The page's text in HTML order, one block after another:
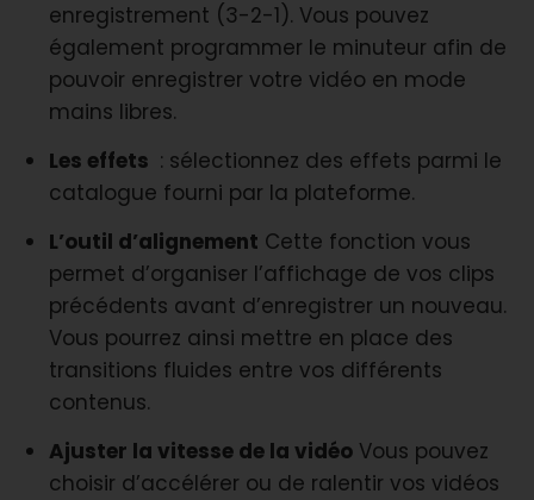
enregistrement (3-2-1). Vous pouvez
également programmer le minuteur afin de
pouvoir enregistrer votre vidéo en mode
mains libres.
Les effets : sélectionnez des effets parmi le
catalogue fourni par la plateforme.
L’outil d’alignement Cette fonction vous
permet d’organiser l’affichage de vos clips
précédents avant d’enregistrer un nouveau.
Vous pourrez ainsi mettre en place des
transitions fluides entre vos différents
contenus.
Ajuster la vitesse de la vidéo Vous pouvez
choisir d’accélérer ou de ralentir vos vidéos